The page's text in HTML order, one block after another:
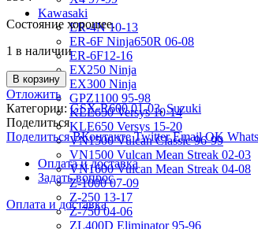
Kawasaki
ER-4N 10-13
ER-6F Ninja650R 06-08
ER-6F12-16
EX250 Ninja
EX300 Ninja
GPZ1100 95-98
KLE650 Versys 10-14
KLE650 Versys 15-20
VN1500 Vulcan Classic 96-99
VN1500 Vulcan Mean Streak 02-03
VN1600 Vulcan Mean Streak 04-08
Z-1000 07-09
Z-250 13-17
Z-750 04-06
ZL400D Eliminator 95-96
Состояние хорошее.
1 в наличии
В корзину
Отложить
Категории:GSX-R600 01-03, Suzuki
Поделиться
Поделиться ВКонтакте Twitter Email OK
Оплата и доставка
Задать вопрос
Оплата и доставка